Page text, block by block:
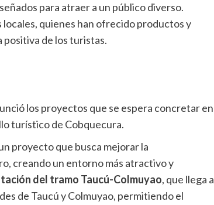
para atraer a un público diverso.
quienes han ofrecido productos y
positiva de los turistas.
los proyectos que se espera concretar en
turístico de Cobquecura.
proyecto que busca mejorar la
creando un entorno más atractivo y
del tramo Taucú-Colmuyao, que llega a
de Taucú y Colmuyao, permitiendo el